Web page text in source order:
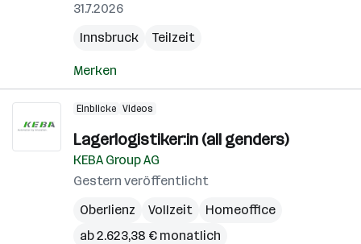
31.7.2026
Innsbruck
Teilzeit
Merken
Einblicke Videos
Lagerlogistiker:in (all genders)
KEBA Group AG
Gestern veröffentlicht
Oberlienz
Vollzeit
Homeoffice
ab 2.623,38 € monatlich